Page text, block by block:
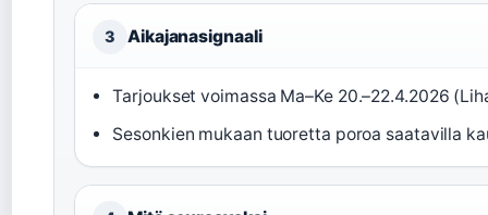
3 Aikajanasignaali
Tarjoukset voimassa Ma–Ke 20.–22.4.2026
Sesonkien mukaan tuoretta poroa saatavilla